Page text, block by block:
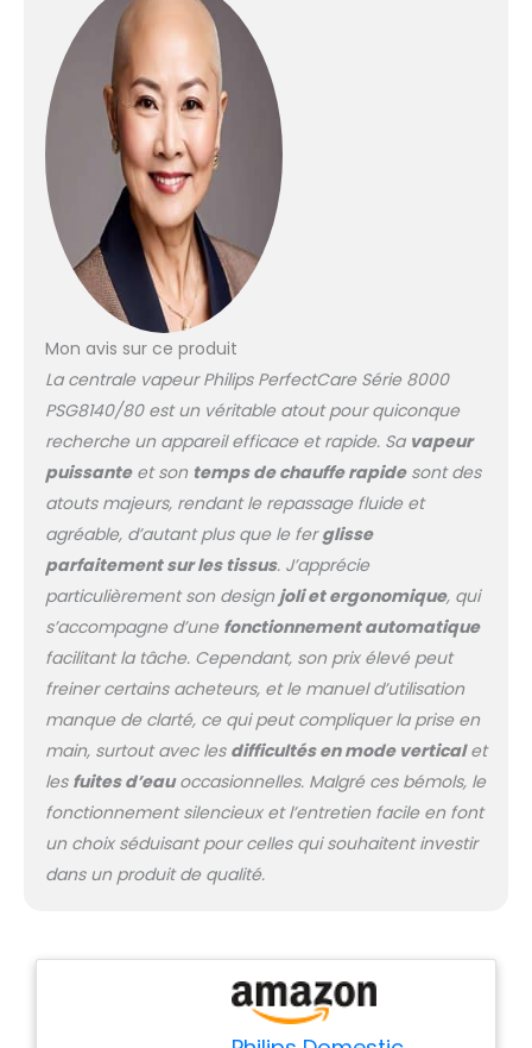
BRÛLURE : la technologie
OptimalTEMP de nos
centrales vapeur Philips
garantit que votre fer à
repasser vapeur ne brûlera
jamais les tissus à
repasser, même s'il repose
sur vos vêtements ou votre
planche à repasser SANS
RÉGLAGE DE TEMPÉRATURE :
repassez tout, des jeans à
la soie, sans ajuster la
de trier votre linge, de
d'attendre que le fer
s'adapte SEMELLE
STEAMGLIDE ELITE : Le fer à
repasser vapeur est équipé
d'une semelle ultra-
glissante et résistante aux
rayures pour une
expérience de repassage
fluide et qui dure dans le
temps. UNE AUTONOMIE
PROLONGÉE : Sa capacité de
1.8L vous offre jusqu'à 2
heures d'utilisation en
continu. Avec la fonction
Easy De-Calc, le détartrage
est facile et efficace pour
prolonger la durée de vie
de votre centrale vapeur.
Mon avis sur ce produit
La centrale vapeur Philips PerfectCare Série 8000
PSG8140/80 est un véritable atout pour quiconque
recherche un appareil efficace et rapide. Sa vapeur
puissanteet son temps de chauffe rapidesont des
atouts majeurs, rendant le repassage fluide et
agréable, d’autant plus que le ferglisse
parfaitement sur les tissus. J’apprécie
particulièrement son design joli et ergonomique, qui
s’accompagne d’une fonctionnement automatique
facilitant la tâche. Cependant, son prix élevé peut
freiner certains acheteurs, et le manuel d’utilisation
manque de clarté, ce qui peut compliquer la prise en
main, surtout avec les difficultés en mode verticalet
les fuites d’eauoccasionnelles. Malgré ces bémols, le
fonctionnement silencieux et l’entretien facile en font
un choix séduisant pour celles qui souhaitent investir
dans un produit de qualité.